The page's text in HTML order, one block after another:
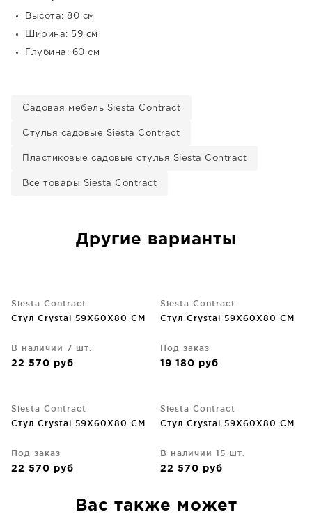
Высота: 80 см
Ширина: 59 см
Глубина: 60 см
Садовая мебель Siesta Contract
Стулья садовые Siesta Contract
Пластиковые садовые стулья Siesta Contract
Все товары Siesta Contract
Другие варианты
Siesta Contract
Стул Crystal 59X60X80 CM
В наличии 7 шт.
22 570 руб
Siesta Contract
Стул Crystal 59X60X80 CM
Под заказ
19 180 руб
Siesta Contract
Стул Crystal 59X60X80 CM
Под заказ
22 570 руб
Siesta Contract
Стул Crystal 59X60X80 CM
В наличии 15 шт.
22 570 руб
Вас также может